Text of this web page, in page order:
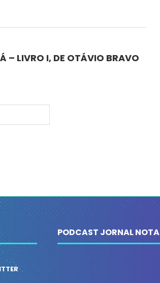
– LIVRO I, DE OTÁVIO BRAVO
PODCAST JORNAL NOTA